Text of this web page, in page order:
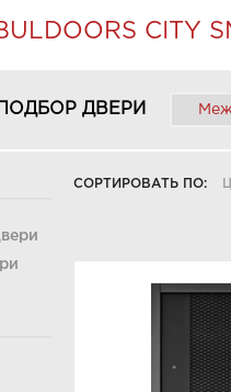
CITY
ДВЕРИ
СОРТИРОВАТЬ ПО: